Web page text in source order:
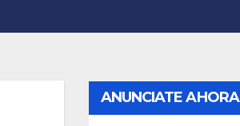
ANUNCIATE AHORA